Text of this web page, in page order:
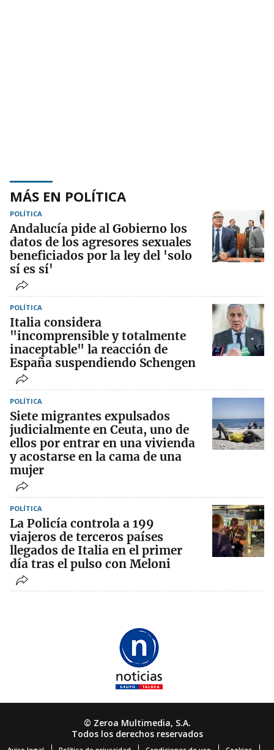
MÁS EN POLÍTICA
POLÍTICA
Andalucía pide al Gobierno los
datos de los agresores sexuales
beneficiados por la ley del 'solo
sí es sí'
POLÍTICA
Italia considera
"incomprensible y totalmente
inaceptable" la reacción de
España suspendiendo Schengen
POLÍTICA
Siete migrantes expulsados
judicialmente en Ceuta, uno de
ellos por entrar en una vivienda
y acostarse en la cama de una
mujer
POLÍTICA
La Policía controla a 199
viajeros de terceros países
llegados de Italia en el primer
día tras el pulso con Meloni
© Zeroa Multimedia, S.A.
Todos los derechos reservados